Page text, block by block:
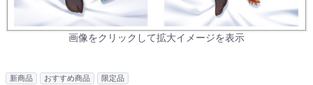
画像をクリックして拡大イメージを表示
新商品 おすすめ商品 限定品